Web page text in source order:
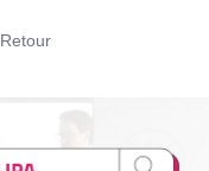
Retour